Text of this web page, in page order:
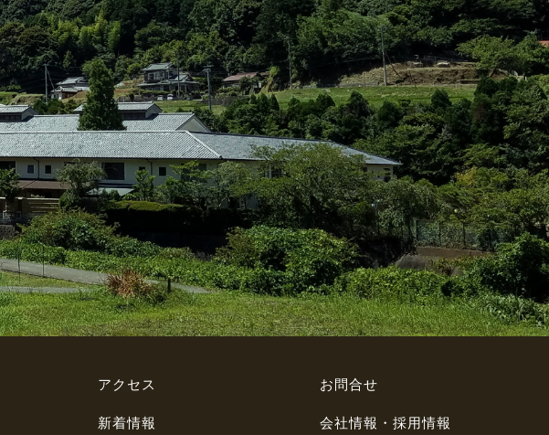
アクセス
新着情報
お問合せ
会社情報・採用情報